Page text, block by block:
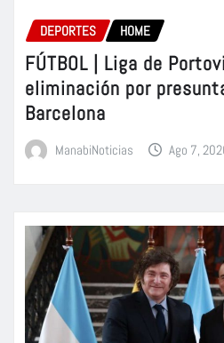
DEPORTES HOME
FÚTBOL | Liga de
eliminación por
Barcelona
ManabiNoticias Ago 7,